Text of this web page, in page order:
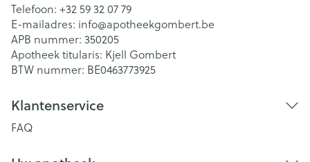
Telefoon: +32 59 32 07 79
E-mailadres: info@apotheekgombert.be
APB nummer: 350205
Apotheek titularis: Kjell Gombert
BTW nummer: BE0463773925
Klantenservice
FAQ